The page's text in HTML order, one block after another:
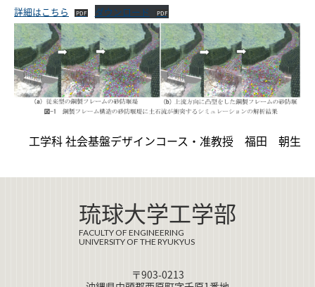
詳細はこちら ダウンロード
工学科 社会基盤デザインコース・准教授 福田 朝生
琉球大学工学部
FACULTY OF ENGINEERING
UNIVERSITY OF THE RYUKYUS
〒903-0213